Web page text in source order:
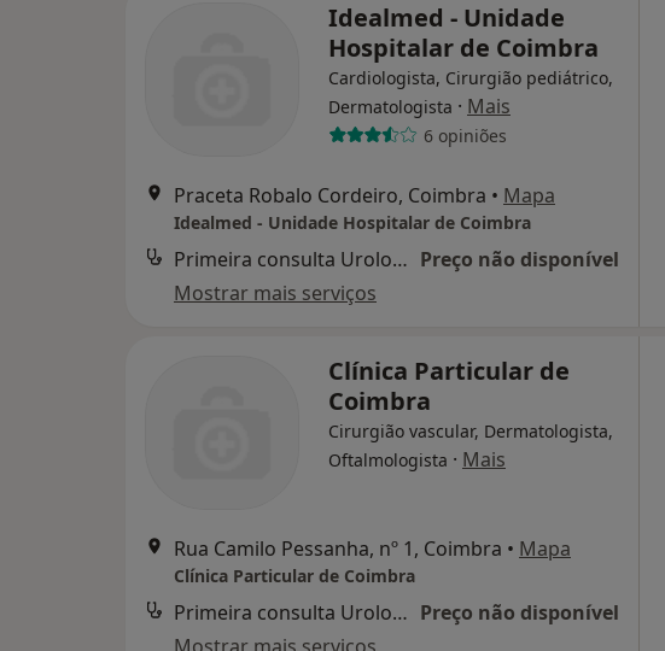
Idealmed - Unidade
Hospitalar de Coimbra
Cardiologista, Cirurgião pediátrico,
Dermatologista · Mais
6 opiniões
Praceta Robalo Cordeiro, Coimbra • Mapa
Idealmed - Unidade Hospitalar de Coimbra
Primeira consulta Urologia Preço não disponível
Mostrar mais serviços
Clínica Particular de
Coimbra
Cirurgião vascular, Dermatologista,
Oftalmologista · Mais
Rua Camilo Pessanha, nº 1, Coimbra • Mapa
Clínica Particular de Coimbra
Primeira consulta Urologia Preço não disponível